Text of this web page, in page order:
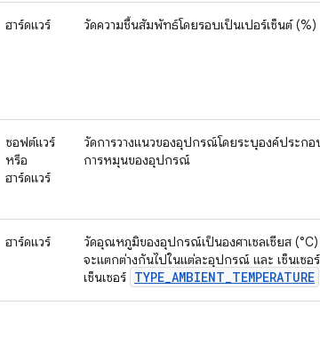
ฮาร์ดแวร์ วัดความชื้นสัมพัทธ์โดยรอบเป็นเปอร์เซ็นต์ (%)
ซอฟต์แวร์
หรือ
ฮาร์ดแวร์
วัดการวางแนวของอุปกรณ์โดยระบุองค์ประกอ
การหมุนของอุปกรณ์
ฮาร์ดแวร์
วัดอุณหภูมิของอุปกรณ์เป็นองศาเซลเซียส (°C)
จะแตกต่างกันไปในแต่ละอุปกรณ์ และ เซ็นเซ
เซ็นเซอร์ TYPE_AMBIENT_TEMPERATURE